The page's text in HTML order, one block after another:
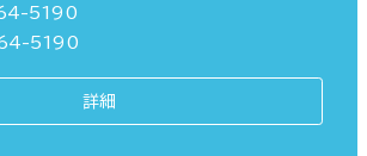
5190
5190
詳細